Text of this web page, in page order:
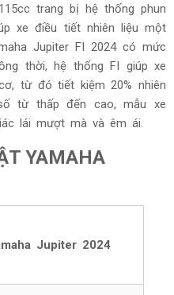
trang bị hệ thống phun
xe điều tiết nhiên liệu một
Jupiter FI 2024 có mức
thời, hệ thống FI giúp xe
từ đó tiết kiệm 20% nhiên
từ thấp đến cao, mẫu xe
lái mượt mà và êm ái.
YAMAHA
Jupiter 2024